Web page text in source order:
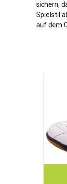
sichern,
Spielstil
auf dem